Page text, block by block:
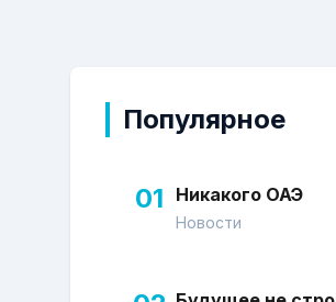
Популярное
01 Никакого ОАЭ
Новости